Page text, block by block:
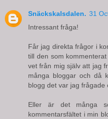
Snäckskalsdalen. 31
Intressant fråga!
Får jag direkta frågor i
till den som
vet från mig själv att jag
många bloggar och då
blogg det var jag frågade
Eller är det många
kommentarsfältet i min